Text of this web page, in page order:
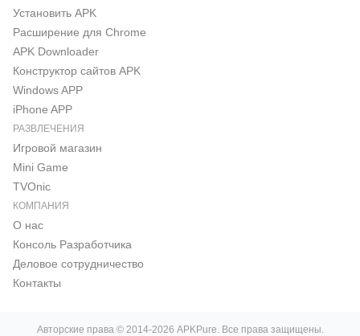
Установить APK
Расширение для Chrome
APK Downloader
Конструктор сайтов APK
Windows APP
iPhone APP
РАЗВЛЕЧЕНИЯ
Игровой магазин
Mini Game
TVOnic
КОМПАНИЯ
О нас
Консоль Pазработчика
Деловое сотрудничество
Контакты
Авторские права © 2014-2026 APKPure. Все права защищены.